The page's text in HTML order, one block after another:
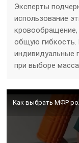
Эксперты
использование
общую гибкость.
индивидуальные
при выборе
Как выбрать МФР